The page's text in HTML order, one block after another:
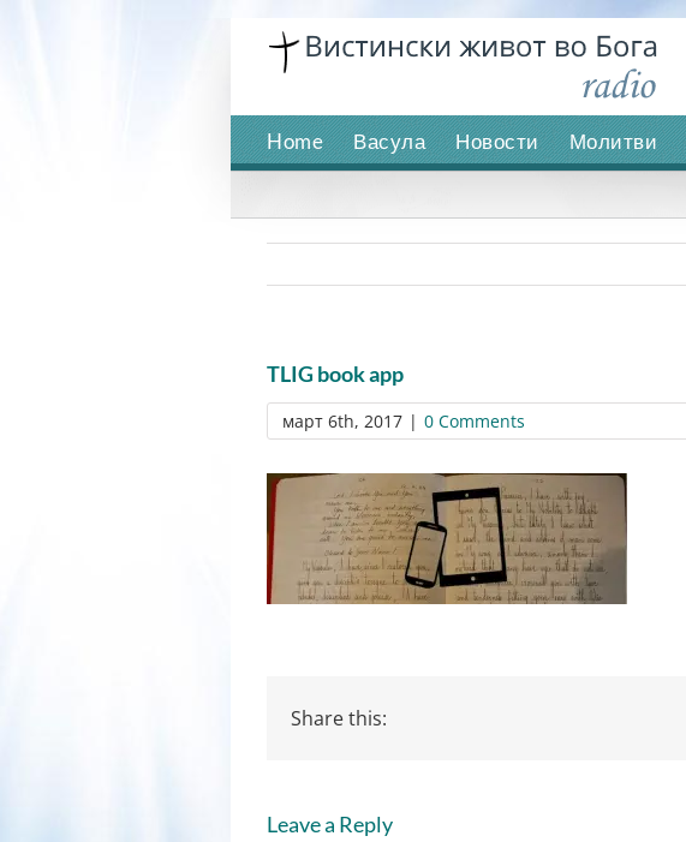
Home Васула Новости Молитви
TLIG book app
март 6th, 2017 | 0 Comments
Share this:
Leave a Reply